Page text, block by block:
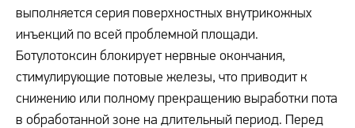
выполняется серия поверхностных внутрикожных
инъекций по всей проблемной площади.
Ботулотоксин блокирует нервные окончания,
стимулирующие потовые железы, что приводит к
снижению или полному прекращению выработки пота
в обработанной зоне на длительный период. Перед